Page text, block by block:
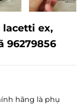
lacetti ex,
96279856
hãng là phụ